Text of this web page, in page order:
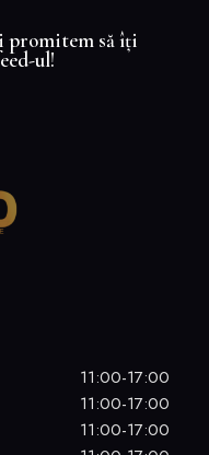
promitem să îți
ul!
11:00-17:00
11:00-17:00
11:00-17:00